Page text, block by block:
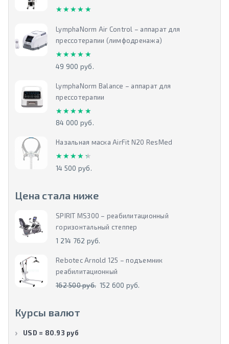
★★★★★
★★★★★
LymphaNorm Air Control – аппарат для
прессотерапии (лимфодренажа)
★★★★★
★★★★★
49 900 руб.
LymphaNorm Balance – аппарат для
прессотерапии
★★★★★
★★★★★
84 000 руб.
Назальная маска AirFit N20 ResMed
★★★★★
★★★★★
14 500 руб.
Цена стала ниже
SPIRIT MS300 – реабилитационный
горизонтальный степпер
1 214 762 руб.
Rebotec Arnold 125 – подъемник
реабилитационный
162 500 руб. 152 600 руб.
Курсы валют
USD = 80.93 руб